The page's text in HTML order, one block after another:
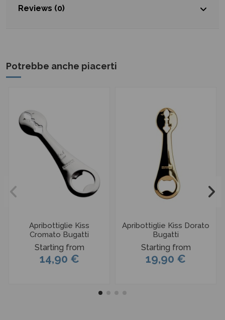
Reviews (0)
Potrebbe anche piacerti
Apribottiglie Kiss
Cromato Bugatti
Starting from
14,90 €
Apribottiglie Kiss Dorato
Bugatti
Starting from
19,90 €